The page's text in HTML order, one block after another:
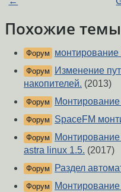
Похожие темы
Форум
Форум
Изменение
накопителей. (2013)
Форум
Форум SpaceFM
Форум
astra linux 1.5. (2017)
Форум Раздел
Форум